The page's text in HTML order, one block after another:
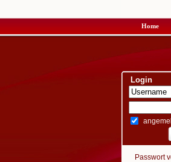
Home
Login
Passwort